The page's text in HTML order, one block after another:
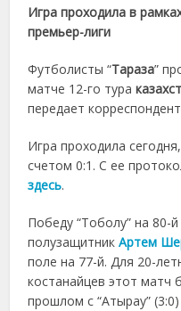
Игра проходила в
премьер-лиги
Футболисты “Тараза”
матче 12-го тура
передает
Игра проходила
счетом 0:1. С ее
здесь.
Победу “Тоболу” на 80-
полузащитникАртем
поле на 77-й. Для 20-
костанайцев этот
прошлом с “Атырау”